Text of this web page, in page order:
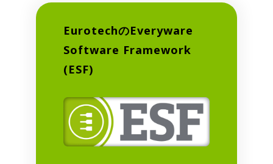
EurotechのEveryware
Software Framework
(ESF)